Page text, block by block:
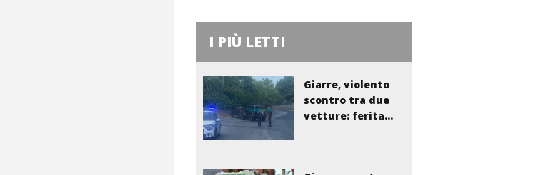
I PIÙ LETTI
Giarre, violento
scontro tra due
vetture: ferita...